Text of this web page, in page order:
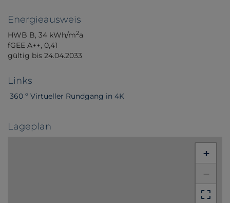
Energieausweis
HWB B, 34 kWh/m2a
fGEE A++, 0,41
gültig bis 24.04.2033
Links
360 º Virtueller Rundgang in 4K
Lageplan
+
−